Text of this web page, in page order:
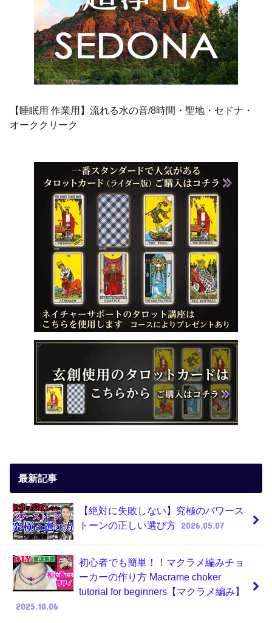
【睡眠用 作業用】流れる水の音/8時間・聖地・セドナ・
オーククリーク
最新記事
【絶対に失敗しない】究極のパワース
トーンの正しい選び方 2026.05.07
初心者でも簡単！！マクラメ編みチョ
ーカーの作り方 Macrame choker
tutorial for beginners【マクラメ編み】
2025.10.06